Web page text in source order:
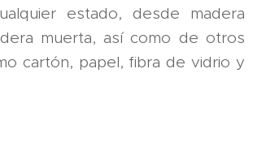
estado, desde madera
muerta, así como de otros
cartón, papel, fibra de vidrio y